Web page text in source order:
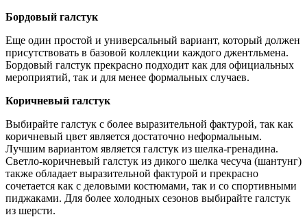
Бордовый галстук
Еще один простой и универсальный вариант, который должен
присутствовать в базовой коллекции каждого джентльмена.
Бордовый галстук прекрасно подходит как для официальных
мероприятий, так и для менее формальных случаев.
Коричневый галстук
Выбирайте галстук с более выразительной фактурой, так как
коричневый цвет является достаточно неформальным.
Лучшим вариантом является галстук из шелка-гренадина.
Светло-коричневый галстук из дикого шелка чесуча (шантунг)
также обладает выразительной фактурой и прекрасно
сочетается как с деловыми костюмами, так и со спортивными
пиджаками. Для более холодных сезонов выбирайте галстук
из шерсти.